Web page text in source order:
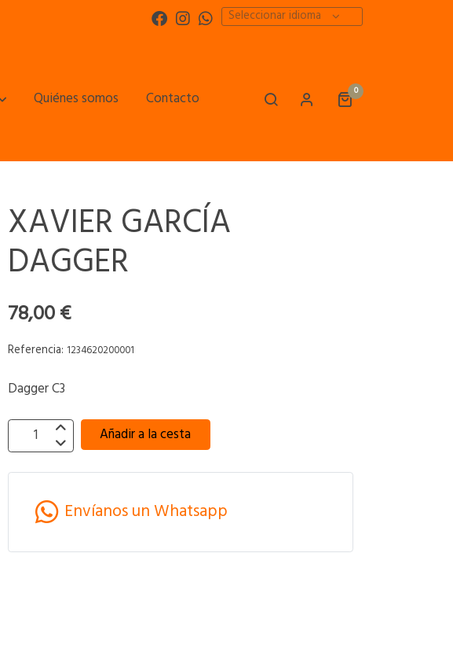
Seleccionar idioma
Quiénes somos Contacto 0
XAVIER GARCÍA
DAGGER
78,00 €
Referencia: 1234620200001
Dagger C3
Añadir a la cesta
Envíanos un Whatsapp